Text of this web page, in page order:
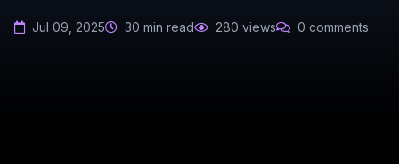
Jul 09, 2025 30 min read 280 views 0 comments